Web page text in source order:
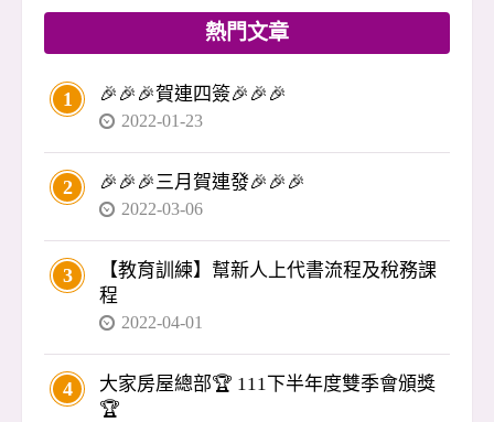
例，殊不知風險極高：錢進了對方口袋，工程卻
隨時可能停擺。 🔑 忠政提醒： 👉 裝修應依「階
搭配銀行信託，驗收後才撥款，避免資金被挪
用。 買房不是結束，而是另一個開始。裝修、驗
收、入住，每一步都涉及錢與自身權益，沒有專
業把關，很容易出問題。 買房應該是喜事，不該
變成惡夢。 我是李忠政，如果你在交屋或裝修遇
到疑慮
熱門文章
1 🎉🎉🎉賀連四簽🎉🎉🎉
2022-01-23
2 🎉🎉🎉三月賀連發🎉🎉🎉
2022-03-06
3
【教育訓練】幫新人上代書流程及稅務課
程
2022-04-01
4
大家房屋總部🏆 111下半年度雙季會頒獎
🏆